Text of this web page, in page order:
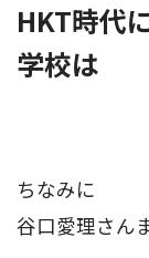
HKT時代
学校は
ちなみに
谷口愛理さん